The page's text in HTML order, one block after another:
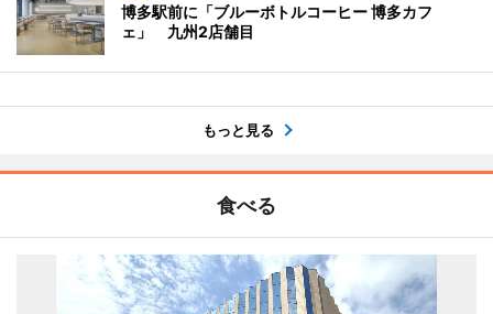
博多駅前に「ブルーボトルコーヒー 博多カフ
ェ」 九州2店舗目
もっと見る
食べる